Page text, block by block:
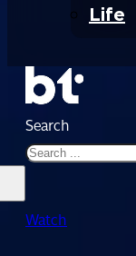
Life
Search
Watch